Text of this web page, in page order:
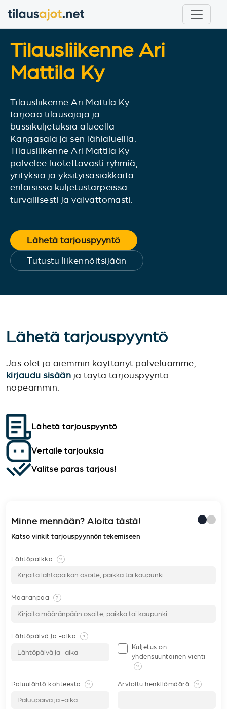
Tilausliikenne Ari
Mattila Ky
Tilausliikenne Ari Mattila Ky
tarjoaa tilausajoja ja
bussikuljetuksia alueella
Kangasala ja sen lähialueilla.
Tilausliikenne Ari Mattila Ky
palvelee luotettavasti ryhmiä,
yrityksiä ja yksityisasiakkaita
erilaisissa kuljetustarpeissa –
turvallisesti ja vaivattomasti.
Lähetä tarjouspyyntö
Tutustu liikennöitsijään
Lähetä tarjouspyyntö
Jos olet jo aiemmin käyttänyt palveluamme,
kirjaudu sisään ja täytä tarjouspyyntö
nopeammin.
Lähetä tarjouspyyntö
Vertaile tarjouksia
Valitse paras tarjous!
Minne mennään? Aloita tästä!
Katso vinkit tarjouspyynnön tekemiseen
Lähtöpaikka ?
Määränpää ?
Lähtöpäivä ja -aika ?
Kuljetus on
yhdensuuntainen vienti
?
Paluulähtö kohteesta ? Arvioitu henkilömäärä ?